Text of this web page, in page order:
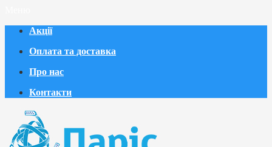
Акції
Оплата та доставка
Про нас
Контакти